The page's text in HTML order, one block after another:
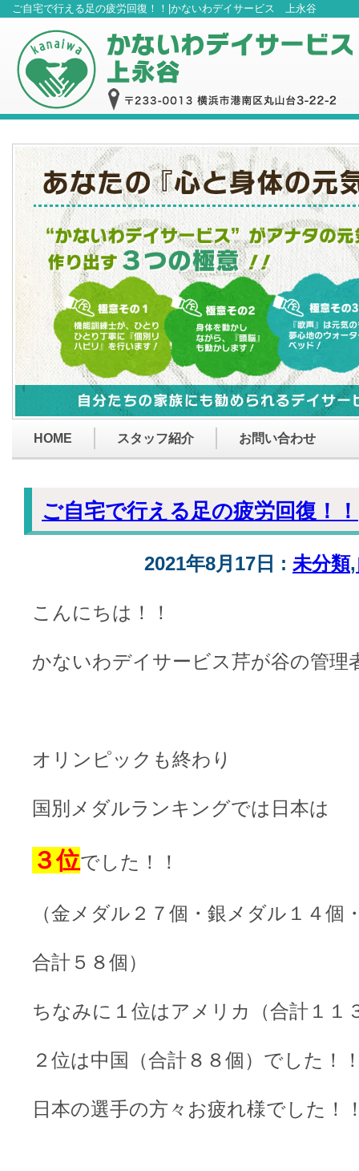
ご自宅で行える足の疲労回復！！|かないわデイサービス 上永谷
HOME スタッフ紹介 お問い合わせ
ご自宅で行える足の疲労回復！！
2021年8月17日 : 未分類,
こんにちは！！
かないわデイサービス芹が谷の管理
オリンピックも終わり
国別メダルランキングでは日本は
３位でした！！
（金メダル２７個・銀メダル１４個
合計５８個）
ちなみに１位はアメリカ（合計１１
２位は中国（合計８８個）でした！
日本の選手の方々お疲れ様でした！